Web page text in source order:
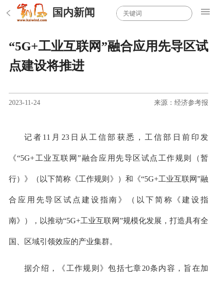
国内新闻
“5G+工业互联网”融合应用先导区试
点建设将推进
2023-11-24 来源：经济参考报
记者11月23日从工信部获悉，工信部日前印发
《“5G+工业互联网”融合应用先导区试点工作规则（暂
行）》（以下简称《工作规则》）和《“5G+工业互联网”融
合应用先导区试点建设指南》（以下简称《建设指
南》），以推动“5G+工业互联网”规模化发展，打造具有全
国、区域引领效应的产业集群。
据介绍，《工作规则》包括七章20条内容，旨在加